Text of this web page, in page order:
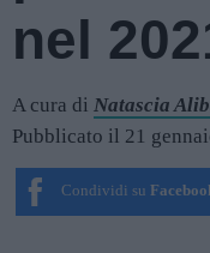
nel
A cura di Natascia
Pubblicato il 21
Condividi su